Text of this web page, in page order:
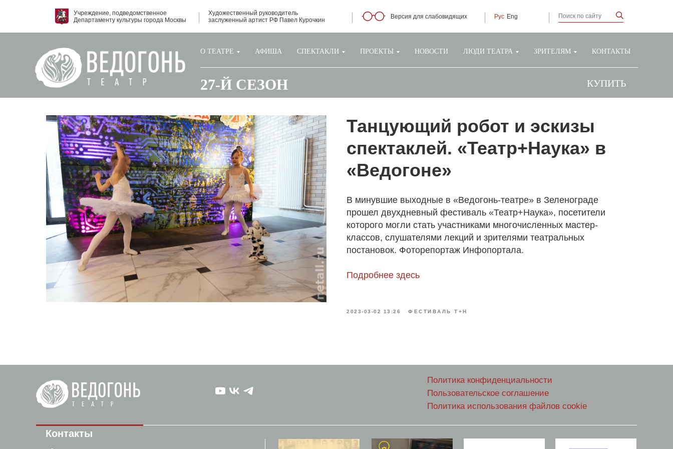
Учреждение, подведомственное
Департаменту культуры города Москвы
Художественный руководитель
заслуженный артист РФ Павел Курочкин
Версия для слабовидящих Рус Eng
О ТЕАТРЕ АФИША СПЕКТАКЛИ ПРОЕКТЫ НОВОСТИ ЛЮДИ ТЕАТРА ЗРИТЕЛЯМ КОНТАКТЫ
27-Й СЕЗОН КУПИТЬ
Танцующий робот и эскизы
спектаклей. «Театр+Наука» в
«Ведогоне»
В минувшие выходные в «Ведогонь-театре» в Зеленограде
прошел двухдневный фестиваль «Театр+Наука», посетители
которого могли стать участниками многочисленных мастер-
классов, слушателями лекций и зрителями театральных
постановок. Фоторепортаж Инфопортала.
Подробнее здесь
2023-03-02 13:26 ФЕСТИВАЛЬ Т+Н
Контакты
Политика конфиденциальности
Пользовательское соглашение
Политика использования файлов cookie